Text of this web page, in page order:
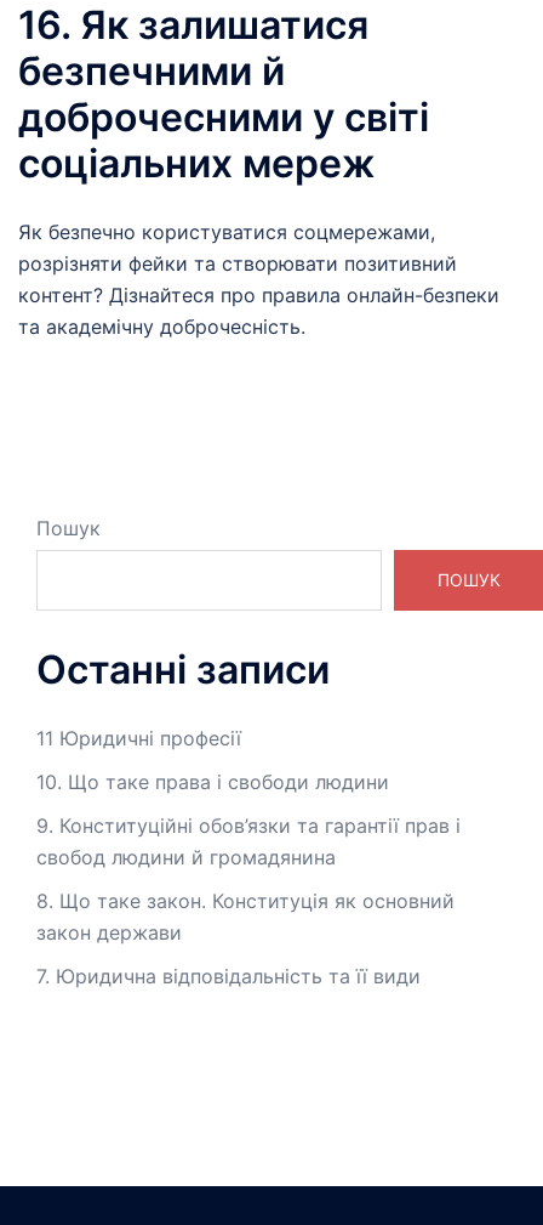
16. Як залишатися
безпечними й
доброчесними у світі
соціальних мереж
Як безпечно користуватися соцмережами,
розрізняти фейки та створювати позитивний
контент? Дізнайтеся про правила онлайн-безпеки
та академічну доброчесність.
Пошук
ПОШУК
Останні записи
11 Юридичні професії
10. Що таке права і свободи людини
9. Конституційні обов’язки та гарантії прав і
свобод людини й громадянина
8. Що таке закон. Конституція як основний
закон держави
7. Юридична відповідальність та її види